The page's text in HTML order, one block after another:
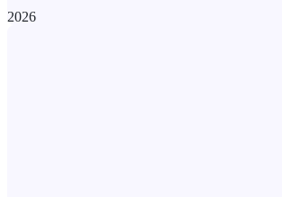
2026